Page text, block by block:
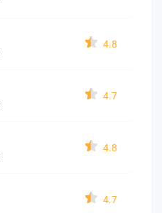
4.8
4.7
4.8
4.7